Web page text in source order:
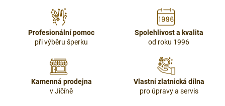
Profesionální pomoc
při výběru šperku
Spolehlivost a kvalita
od roku 1996
Kamenná prodejna
v Jičíně
Vlastní zlatnická dílna
pro úpravy a servis